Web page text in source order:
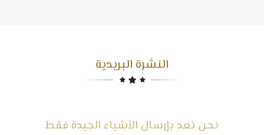
النشرة البريدية
نحن نعد بإرسال الأشياء الجيدة فقط